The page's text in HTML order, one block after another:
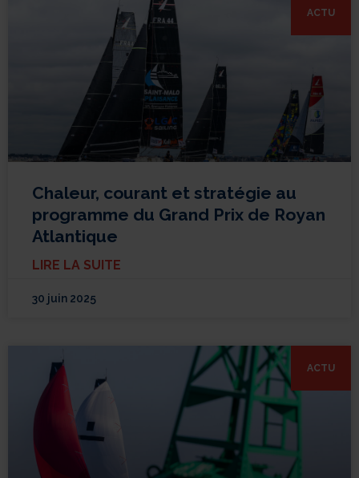
ACTU
Chaleur, courant et stratégie au
programme du Grand Prix de Royan
Atlantique
LIRE LA SUITE
30 juin 2025
ACTU